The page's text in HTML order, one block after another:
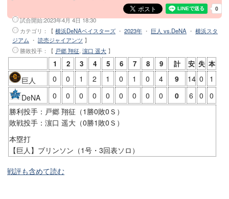
試合開始:2023年4月 4日 18:30
カテゴリ：【 横浜DeNAベイスターズ ・ 2023年 ・ 巨人 vs.DeNA ・ 横浜スタ
ジアム ・ 読売ジャイアンツ 】
勝敗投手 ：【 戸郷 翔征, 濵口 遥大 】
1 2 3 4 5 6 7 8 9 計 安 失 本
巨人 0 0 1 2 1 0 1 0 4 9 14 0
1
DeNA
0 0 0 0 0 0 0 0 0 0 6 0
0
勝利投手：戸郷 翔征（1勝0敗0Ｓ）
敗戦投手：濵口 遥大（0勝1敗0Ｓ）
本塁打
【巨人】ブリンソン（1号・3回表ソロ）
戦評も含めて読む